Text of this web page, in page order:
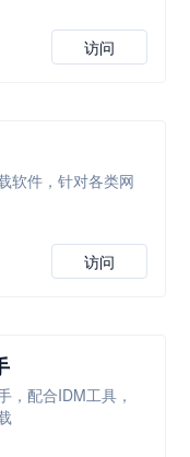
访问
软件，针对各类网
访问
，配合IDM工具，